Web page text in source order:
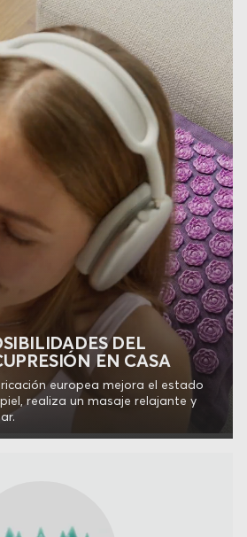
DEL
EN CASA
europea mejora el estado
realiza un masaje relajante y